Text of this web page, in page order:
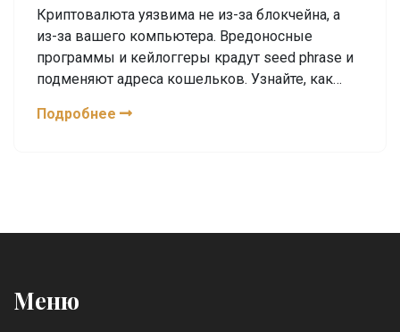
при работе с криптовалютой
Криптовалюта уязвима не из-за блокчейна, а
из-за вашего компьютера. Вредоносные
программы и кейлоггеры крадут seed phrase и
подменяют адреса кошельков. Узнайте, как
ПО, аппаратного кошелька и правильных
Подробнее
Меню